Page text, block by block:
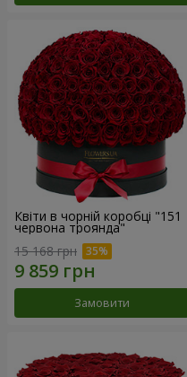
Квіти в чорній коробці "151
червона троянда"
15 168 грн
Замовити